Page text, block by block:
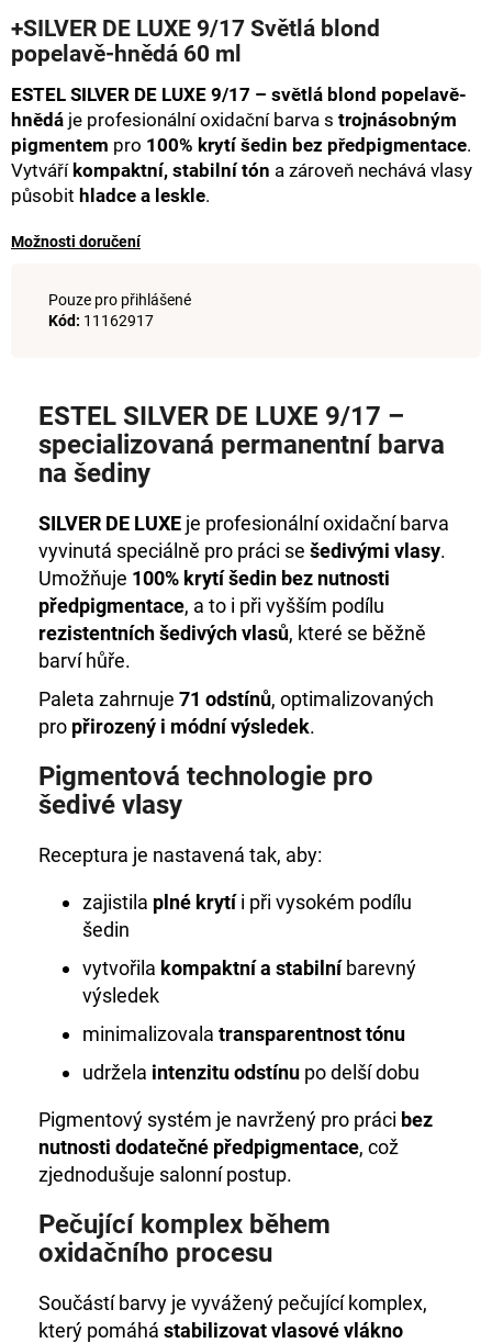
produktu
je
z
5
hvězdiček.
+SILVER DE LUXE 9/17 Světlá blond
popelavě-hnědá 60 ml
ESTEL SILVER DE LUXE 9/17 – světlá blond popelavě-
hnědá je profesionální oxidační barva s trojnásobným
pigmentem pro 100% krytí šedin bez předpigmentace.
Vytváří kompaktní, stabilní tón a zároveň nechává vlasy
působit hladce a leskle.
Možnosti doručení
Pouze pro přihlášené
Kód: 11162917
ESTEL SILVER DE LUXE 9/17 –
specializovaná permanentní barva
na šediny
SILVER DE LUXE je profesionální oxidační barva
vyvinutá speciálně pro práci se šedivými vlasy.
Umožňuje 100% krytí šedin bez nutnosti
předpigmentace, a to i při vyšším podílu
rezistentních šedivých vlasů, které se běžně
barví hůře.
Paleta zahrnuje 71 odstínů, optimalizovaných
pro přirozený i módní výsledek.
Pigmentová technologie pro
šedivé vlasy
Receptura je nastavená tak, aby:
zajistila plné krytíi při vysokém podílu
šedin
vytvořila kompaktní a stabilníbarevný
výsledek
minimalizovala transparentnost tónu
udržela intenzitu odstínu po delší dobu
Pigmentový systém je navržený pro práci bez
nutnosti dodatečné předpigmentace, což
zjednodušuje salonní postup.
Pečující komplex během
oxidačního procesu
Součástí barvy je vyvážený pečující komplex,
který pomáhá stabilizovat vlasové vlákno
a
j
í
t
?
m
LUXE
BARVA
1/0
60ML
999